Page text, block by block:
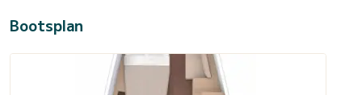
Bootsplan